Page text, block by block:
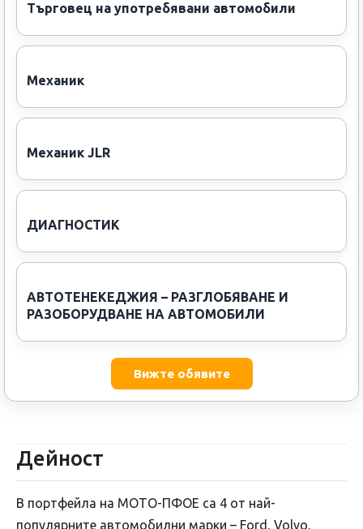
Търговец на употребявани автомобили
Механик
Механик JLR
ДИАГНОСТИК
АВТОТЕНЕКЕДЖИЯ – РАЗГЛОБЯВАНЕ И
РАЗОБОРУДВАНЕ НА АВТОМОБИЛИ
Вижте обявите
Дейност
В портфейла на МОТО-ПФОЕ са 4 от най-
популярните автомобилни марки – Ford, Volvo,